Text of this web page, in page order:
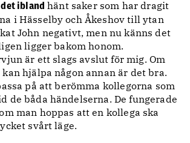
ibland hänt saker som har dragit
i Hässelby och Åkeshov till ytan
John negativt, men nu känns det
ligger bakom honom.
är ett slags avslut för mig. Om
hjälpa någon annan är det bra.
på att berömma kollegorna som
de båda händelserna. De fungerade
man hoppas att en kollega ska
svårt läge.